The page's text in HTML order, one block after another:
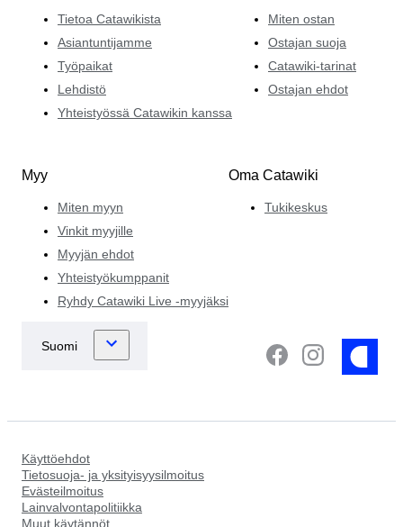
Tietoa Catawikista
Asiantuntijamme
Työpaikat
Lehdistö
Yhteistyössä Catawikin kanssa
Miten ostan
Ostajan suoja
Catawiki-tarinat
Ostajan ehdot
Myy
Miten myyn
Vinkit myyjille
Myyjän ehdot
Yhteistyökumppanit
Ryhdy Catawiki Live -myyjäksi
Oma Catawiki
Tukikeskus
Käyttöehdot
Tietosuoja- ja yksityisyysilmoitus
Evästeilmoitus
Lainvalvontapolitiikka
Muut käytännöt